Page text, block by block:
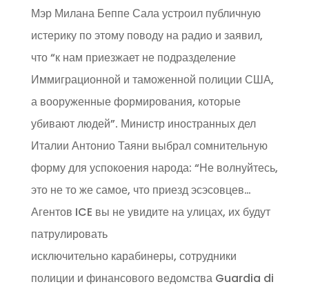
Мэр Милана Беппе Сала устроил публичную
истерику по этому поводу на радио и заявил,
что “к нам приезжает не подразделение
Иммиграционной и таможенной полиции США,
а вооруженные формирования, которые
убивают людей”. Министр иностранных дел
Италии Антонио Таяни выбрал сомнительную
форму для успокоения народа: “Не волнуйтесь,
это не то же самое, что приезд эсэсовцев…
Агентов ICE вы не увидите на улицах, их будут
патрулировать
исключительно карабинеры, сотрудники
полиции и финансового ведомства Guardia di